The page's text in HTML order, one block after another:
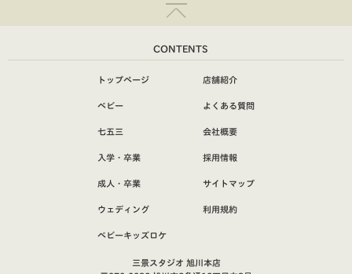
CONTENTS
トップページ
ベビー
七五三
入学・卒業
成人・卒業
ウェディング
ベビーキッズロケ
店舗紹介
よくある質問
会社概要
採用情報
サイトマップ
利用規約
三景スタジオ 旭川本店